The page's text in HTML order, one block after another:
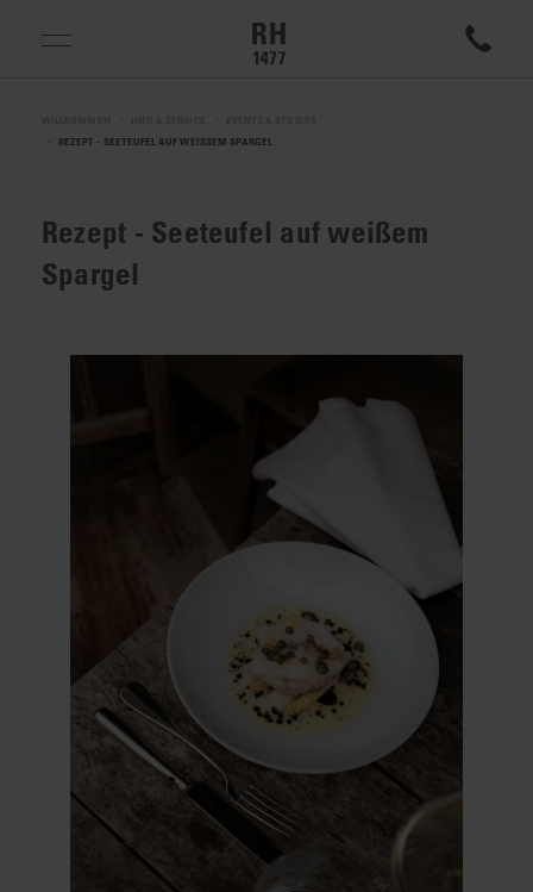
REZEPT - SEETEUFEL AUF WEISSEM SPARGEL
Rezept - Seeteufel auf weißem
Spargel